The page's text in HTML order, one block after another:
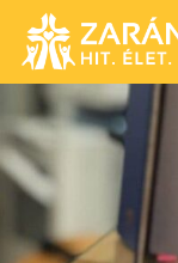
content